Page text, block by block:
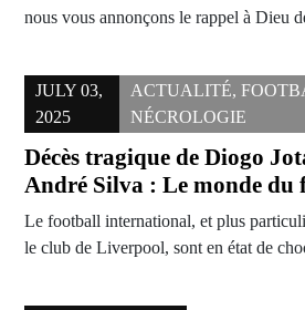
nous vous annonçons le rappel à Dieu
JULY 03,
2025
ACTUALITÉ,
NÉCROLOGIE
Décès tragique de Diogo
André Silva : Le monde du
Le football international, et plus
le club de Liverpool, sont en état de